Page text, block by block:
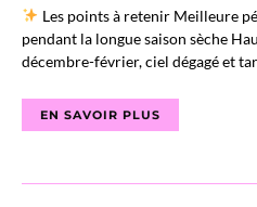
Les points à retenir Meilleure
pendant la longue saison sèche
décembre-février, ciel dégagé et
EN SAVOIR PLUS